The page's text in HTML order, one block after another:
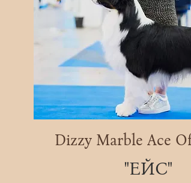
Dizzy Marble Ace
"ЕЙС"